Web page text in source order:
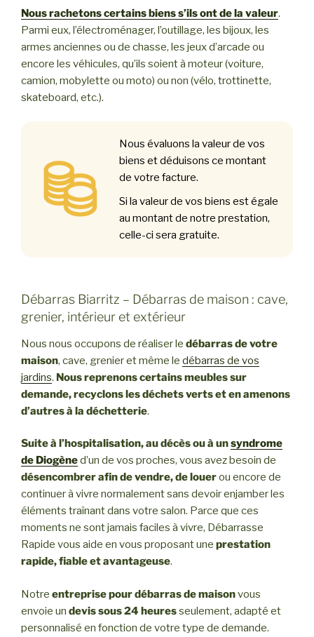
Nous rachetons certains biens s’ils ont de la valeur.
Parmi eux, l’électroménager, l’outillage, les bijoux, les
armes anciennes ou de chasse, les jeux d’arcade ou
encore les véhicules, qu’ils soient à moteur (voiture,
camion, mobylette ou moto) ou non (vélo, trottinette,
skateboard, etc.).
Nous évaluons la valeur de vos
biens et déduisons ce montant
de votre facture.
Si la valeur de vos biens est égale
au montant de notre prestation,
celle-ci sera gratuite.
Débarras Biarritz – Débarras de maison : cave,
grenier, intérieur et extérieur
Nous nous occupons de réaliser le débarras de votre
maison, cave, grenier et même le débarras de vos
jardins. Nous reprenons certains meubles sur
demande, recyclons les déchets verts et en amenons
d’autres à la déchetterie.
Suite à l’hospitalisation, au décès ou à unsyndrome
de Diogèned’un de vos proches, vous avez besoin de
désencombrer afin de vendre, de louerou encore de
continuer à vivre normalement sans devoir enjamber les
éléments traînant dans votre salon. Parce que ces
moments ne sont jamais faciles à vivre, Débarrasse
Rapide vous aide en vous proposant une prestation
rapide, fiable et avantageuse.
Notre entreprise pour débarras de maisonvous
envoie un devis sous 24 heuresseulement, adapté et
personnalisé en fonction de votre type de demande.